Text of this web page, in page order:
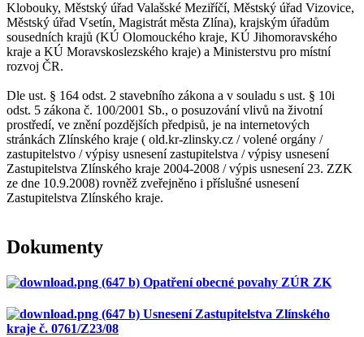
Klobouky, Městský úřad Valašské Meziříčí, Městský úřad Vizovice,
Městský úřad Vsetín, Magistrát města Zlína), krajským úřadům
sousedních krajů (KÚ Olomouckého kraje, KÚ Jihomoravského
kraje a KÚ Moravskoslezského kraje) a Ministerstvu pro místní
rozvoj ČR.
Dle ust. § 164 odst. 2 stavebního zákona a v souladu s ust. § 10i
odst. 5 zákona č. 100/2001 Sb., o posuzování vlivů na životní
prostředí, ve znění pozdějších předpisů, je na internetových
stránkách Zlínského kraje ( old.kr-zlinsky.cz / volené orgány /
zastupitelstvo / výpisy usnesení zastupitelstva / výpisy usnesení
Zastupitelstva Zlínského kraje 2004-2008 / výpis usnesení 23. ZZK
ze dne 10.9.2008) rovněž zveřejněno i příslušné usnesení
Zastupitelstva Zlínského kraje.
Dokumenty
Opatření obecné povahy ZÚR ZK
Usnesení Zastupitelstva Zlínského
kraje č. 0761/Z23/08